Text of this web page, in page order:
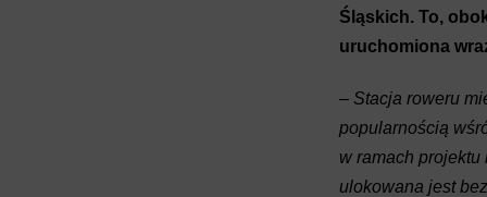
Śląskich. To,
uruchomiona
– Stacja roweru
popularnością
w ramach projektu
ulokowana jest